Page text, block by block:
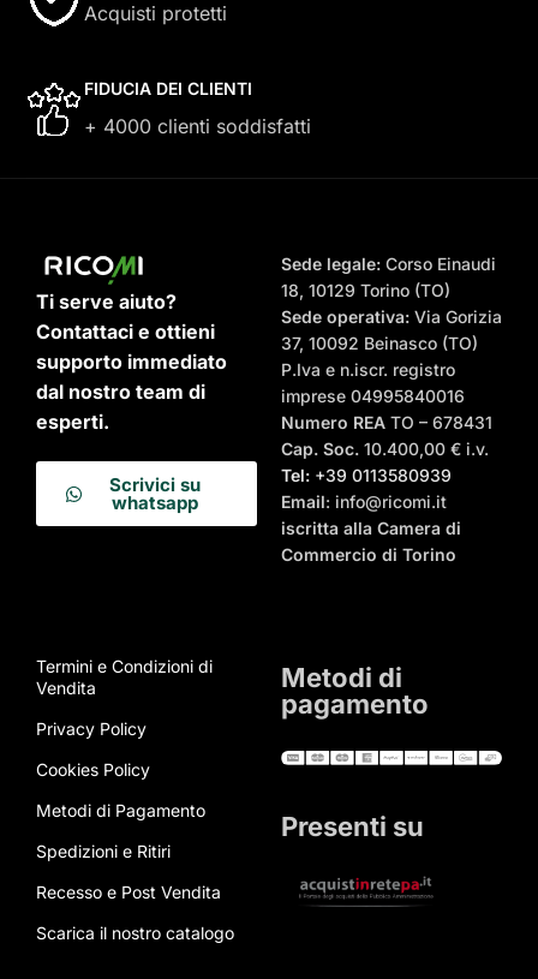
Acquisti protetti
FIDUCIA DEI CLIENTI
+ 4000 clienti soddisfatti
Ti serve aiuto?
Contattaci e ottieni
supporto immediato
dal nostro team di
esperti.
Scrivici su
whatsapp
Sede legale:Corso Einaudi
18, 10129 Torino (TO)
Sede operativa:Via Gorizia
37, 10092 Beinasco (TO)
P.Iva e n.iscr. registro
imprese 04995840016
Numero REA TO – 678431
Cap. Soc.10.400,00 € i.v.
Tel:+39 0113580939
Email: info@ricomi.it
iscritta alla Camera di
Commercio di Torino
Termini e Condizioni di
Vendita
Privacy Policy
Cookies Policy
Metodi di Pagamento
Spedizioni e Ritiri
Recesso e Post Vendita
Scarica il nostro catalogo
Metodi di
pagamento
Presenti su